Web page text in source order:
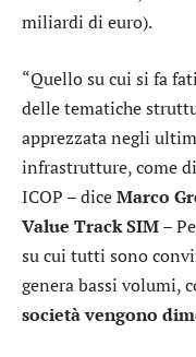
miliardi di euro).
“Quello su cui si fa
delle tematiche
apprezzata negli
infrastrutture, come
ICOP – diceMarco
Value Track SIM–
su cui tutti sono
genera bassi volumi,
società vengono